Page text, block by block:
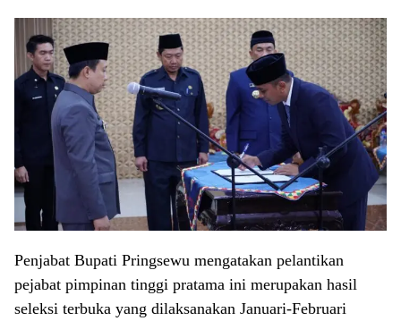
Penjabat Bupati Pringsewu mengatakan pelantikan
pejabat pimpinan tinggi pratama ini merupakan hasil
seleksi terbuka yang dilaksanakan Januari-Februari